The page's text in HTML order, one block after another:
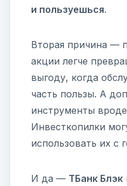
и пользуешься.
Вторая причина —
акции легче
выгоду, когда
часть пользы. А
инструменты
Инвесткопилки
использовать их с
И да — ТБанк Блэк